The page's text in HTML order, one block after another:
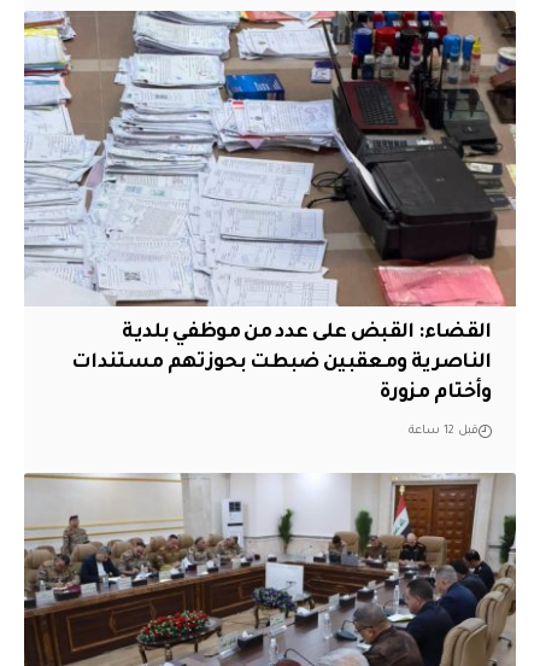
القضاء: القبض على عدد من موظفي بلدية
الناصرية ومعقبين ضبطت بحوزتهم مستندات
وأختام مزورة
قبل 12 ساعة